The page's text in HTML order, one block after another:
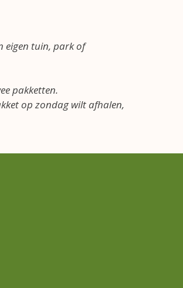
eigen tuin, park of
pakketten.
op zondag wilt afhalen,